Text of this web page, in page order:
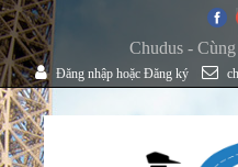
Chudus -
Đăng nhập hoặc Đăng ký